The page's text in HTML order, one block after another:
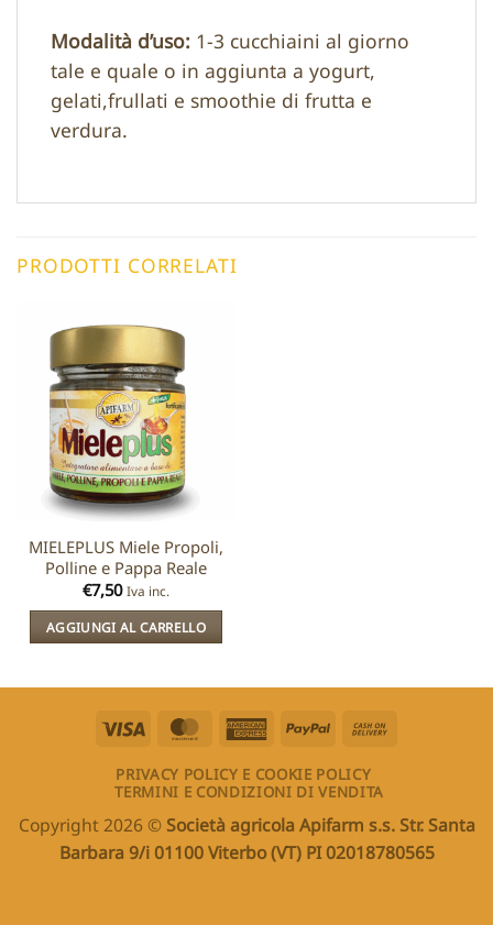
Modalità d’uso: 1-3 cucchiaini al giorno
tale e quale o in aggiunta a yogurt,
gelati,frullati e smoothie di frutta e
verdura.
PRODOTTI CORRELATI
MIELEPLUS Miele Propoli,
Polline e Pappa Reale
€7,50 Iva inc.
AGGIUNGI AL CARRELLO
Visa MasterCardAmericanPayPal
PRIVACY POLICY E COOKIE POLICY
TERMINI E CONDIZIONI DI VENDITA
Copyright 2026 © Società agricola Apifarm s.s. Str. Santa
Barbara 9/i 01100 Viterbo (VT) PI 02018780565